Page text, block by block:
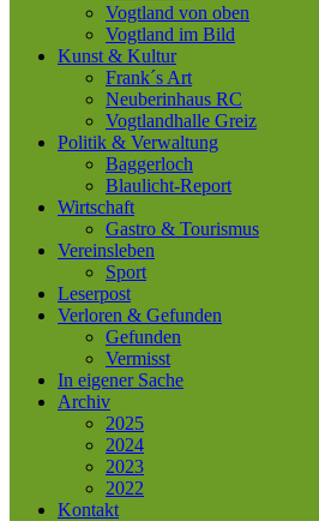
Vogtland von oben
Vogtland im Bild
Kunst & Kultur
Frank´s Art
Neuberinhaus RC
Vogtlandhalle Greiz
Politik & Verwaltung
Baggerloch
Blaulicht-Report
Wirtschaft
Gastro & Tourismus
Vereinsleben
Sport
Leserpost
Verloren & Gefunden
Gefunden
Vermisst
In eigener Sache
Archiv
2025
2024
2023
2022
Kontakt